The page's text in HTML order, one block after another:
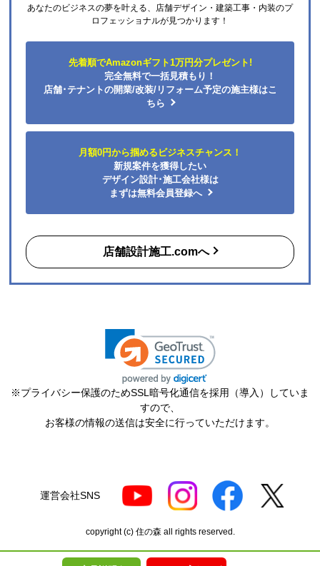
欲しい商品をスムーズに注文できましたか？
予定の期日までに商品が届きましたか？
商品の梱包は必要十分なものでしたか？
またこのショップを利用したいですか？
【このショップを選んだ理由は？】
購入した時点で最安価格でした。また、このショップ
を以前利用したことがあり、対応がとても良かったの
【注文からどのくらいで届きましたか？】
【その他感想・コメント】
ショップ選らんだ理由でも述べましたが、注文から配
送まで、そのつど連絡メールが届き状況が確実に把握
できとても満足しました。
ポルドブラ さん
2026年7月24日 21:04
欲しい商品をスムーズに注文できましたか？
はい
あなたのビジネスの夢を叶える、店舗デザイン・建築工事・内装のプ
ロフェッショナルが見つかります！
先着順でAmazonギフト1万円分プレゼント!
完全無料で一括見積もり！
店舗･テナントの開業/改装/リフォーム予定の施主様はこ
ちら
月額0円から掴めるビジネスチャンス！
新規案件を獲得したい
デザイン設計･施工会社様は
まずは無料会員登録へ
店舗設計施工.comへ
※プライバシー保護のためSSL暗号化通信を採用（導入）していま
すので、
お客様の情報の送信は安全に行っていただけます。
運営会社SNS
copyright (c) 住の森 all rights reserved.